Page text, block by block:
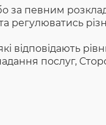
за певним
регулюватись
послуг,